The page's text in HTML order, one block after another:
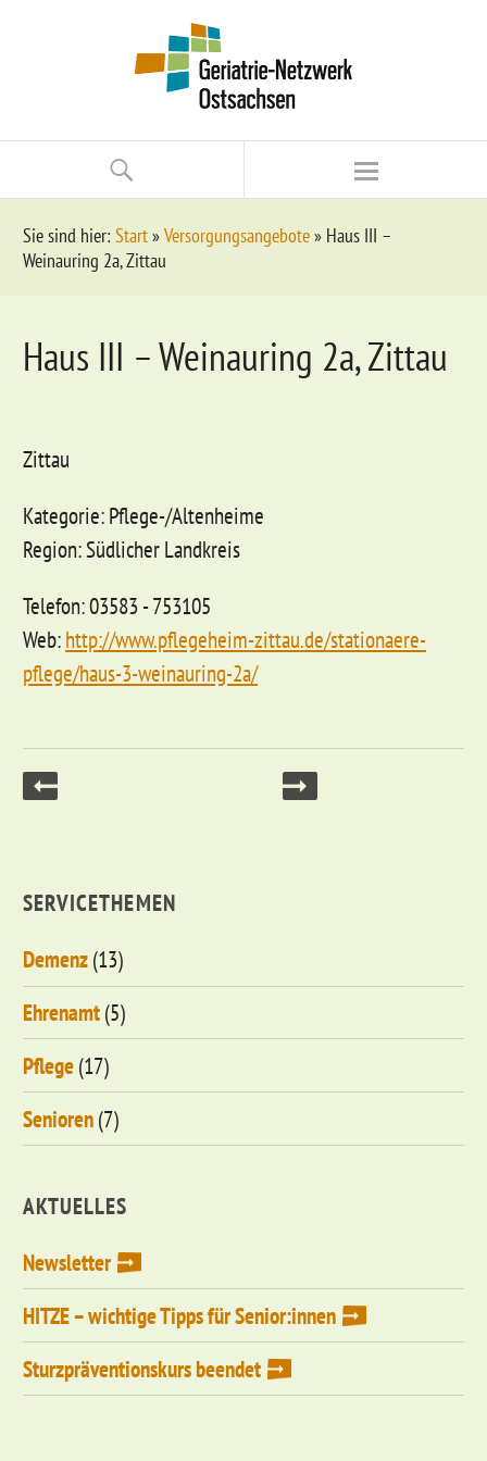
Sie sind hier: Start»Versorgungsangebote» Haus III –
Weinauring 2a, Zittau
Haus III – Weinauring 2a, Zittau
Zittau
Kategorie: Pflege-/Altenheime
Region: Südlicher Landkreis
Telefon: 03583 - 753105
Web:http://www.pflegeheim-zittau.de/stationaere-
pflege/haus-3-weinauring-2a/
SERVICETHEMEN
Demenz(13)
Ehrenamt(5)
Pflege(17)
Senioren(7)
AKTUELLES
Newsletter
HITZE – wichtige Tipps für Senior:innen
Sturzpräventionskurs beendet